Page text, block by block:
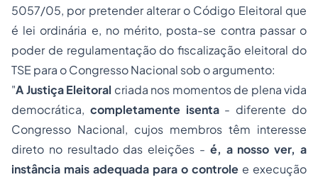
5057/05, por pretender alterar o Código Eleitoral que
é lei ordinária e, no mérito, posta-se contra passar o
poder de regulamentação do fiscalização eleitoral do
TSE para o Congresso Nacional sob o argumento:
"A Justiça Eleitoral criada nos momentos de plena vida
democrática, completamente isenta- diferente do
Congresso Nacional, cujos membros têm interesse
direto no resultado das eleições - é, a nosso ver, a
instância mais adequada para o controle e execução